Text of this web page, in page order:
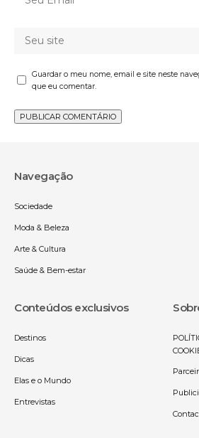
Guardar o meu nome, email e site neste
que eu comentar.
Navegação
Sociedade
Moda & Beleza
Arte & Cultura
Saúde & Bem-estar
Conteúdos exclusivos
Destinos
Dicas
Elas e o Mundo
Entrevistas